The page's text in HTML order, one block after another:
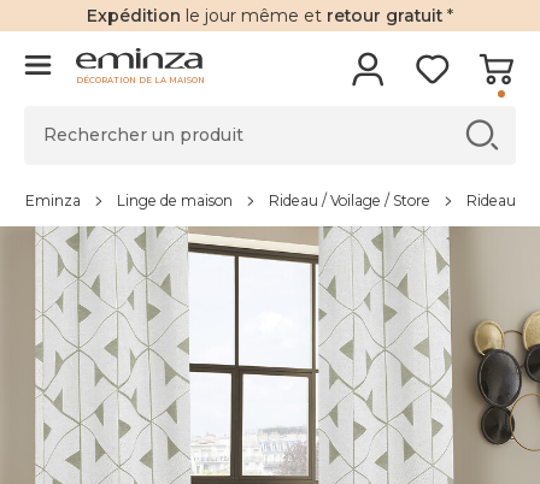
Expédition le jour même et retour gratuit *
DÉCORATION DE LA MAISON
Eminza Linge de maison Rideau / Voilage / Store Rideau